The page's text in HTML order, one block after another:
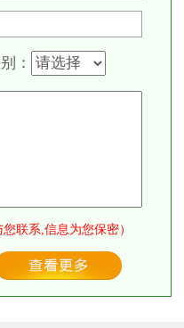
：
联系,信息为您保密）